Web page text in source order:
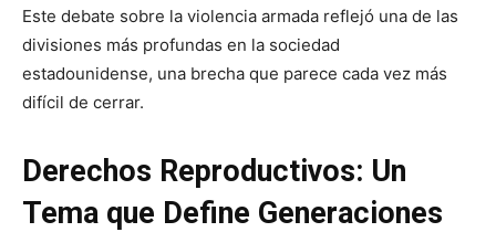
Este debate sobre la violencia armada reflejó una de las
divisiones más profundas en la sociedad
estadounidense, una brecha que parece cada vez más
difícil de cerrar.
Derechos Reproductivos: Un
Tema que Define Generaciones